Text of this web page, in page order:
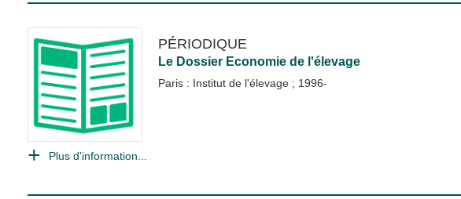
PÉRIODIQUE
Le Dossier Economie de l'élevage
Paris : Institut de l'élevage ; 1996-
Plus d'information...